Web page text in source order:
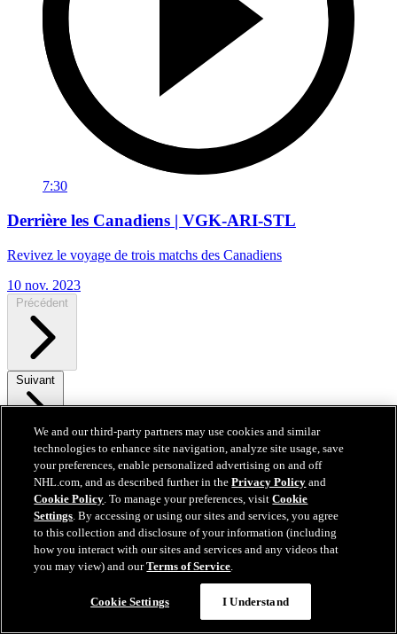
7:30
Derrière les Canadiens | VGK-ARI-STL
Revivez le voyage de trois matchs des Canadiens
10 nov. 2023
Précédent
Suivant
We and our third-party partners may use cookies and similar
technologies to enhance site navigation, analyze site usage, save
your preferences, enable personalized advertising on and off
NHL.com, and as described further in thePrivacy Policy and
Cookie Policy. To manage your preferences, visitCookie
Settings. By accessing or using our sites and services, you agree
to this collection and disclosure of your information (including
how you interact with our sites and services and any videos that
you may view) and ourTerms of Service.
Cookie Settings I Understand